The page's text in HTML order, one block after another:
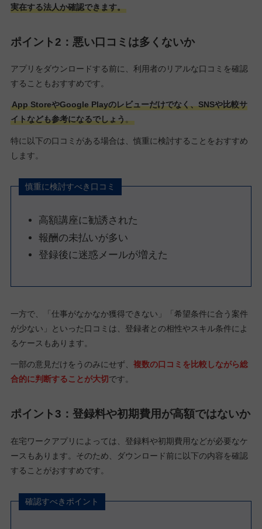
実在する法人か確認できます。
ポイント2：悪い口コミは多くないか
アプリをダウンロードする前に、利用者のリアルな口コミを確認
することもおすすめです。
App StoreやGoogle Playのレビューだけでなく、SNSや比較サ
イトなども参考になるでしょう。
特に以下の口コミがある場合は、慎重に検討することをおすすめ
します。
慎重に検討すべき口コミ
高額講座に勧誘された
報酬の未払いが多い
登録後に迷惑メールが増えた
一方で、「仕事がなかなか獲得できない」「希望条件に合う案件
が少ない」といった口コミは、登録者との相性やスキル条件によ
るケースもあります。
一部の意見だけをうのみにせず、 複数の口コミを比較しながら総
合的に判断することが大切 です。
ポイント3：登録料や初期費用が高額ではないか
在宅ワークアプリによっては、登録料や初期費用などが必要なケ
ースもあります。そのため、ダウンロード前に以下の内容を確認
することがおすすめです。
確認すべきポイント